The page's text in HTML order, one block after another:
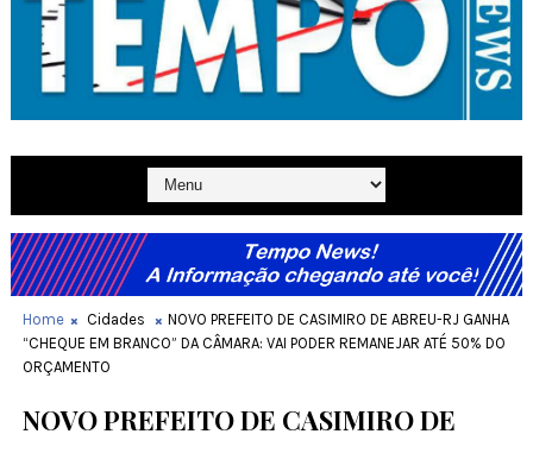
Home Cidades
NOVO PREFEITO DE CASIMIRO DE ABREU-RJ GANHA
“CHEQUE EM BRANCO” DA CÂMARA: VAI PODER REMANEJAR ATÉ 50% DO
ORÇAMENTO
NOVO PREFEITO DE CASIMIRO DE